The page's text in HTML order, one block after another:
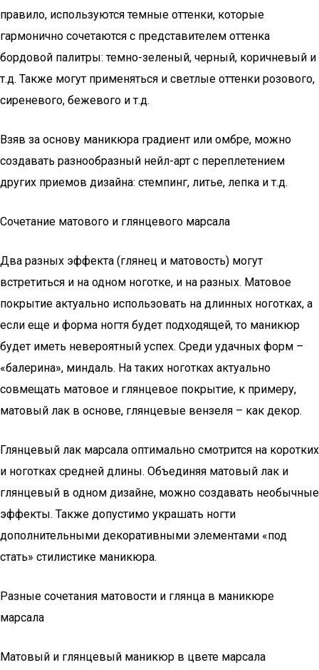
правило, используются темные оттенки, которые
гармонично сочетаются с представителем оттенка
бордовой палитры: темно-зеленый, черный, коричневый и
т.д. Также могут применяться и светлые оттенки розового,
сиреневого, бежевого и т.д.
Взяв за основу маникюра градиент или омбре, можно
создавать разнообразный нейл-арт с переплетением
других приемов дизайна: стемпинг, литье, лепка и т.д.
Сочетание матового и глянцевого марсала
Два разных эффекта (глянец и матовость) могут
встретиться и на одном ноготке, и на разных. Матовое
покрытие актуально использовать на длинных ноготках, а
если еще и форма ногтя будет подходящей, то маникюр
будет иметь невероятный успех. Среди удачных форм –
«балерина», миндаль. На таких ноготках актуально
совмещать матовое и глянцевое покрытие, к примеру,
матовый лак в основе, глянцевые вензеля – как декор.
Глянцевый лак марсала оптимально смотрится на коротких
и ноготках средней длины. Объединяя матовый лак и
глянцевый в одном дизайне, можно создавать необычные
эффекты. Также допустимо украшать ногти
дополнительными декоративными элементами «под
стать» стилистике маникюра.
Разные сочетания матовости и глянца в маникюре
марсала
Матовый и глянцевый маникюр в цвете марсала